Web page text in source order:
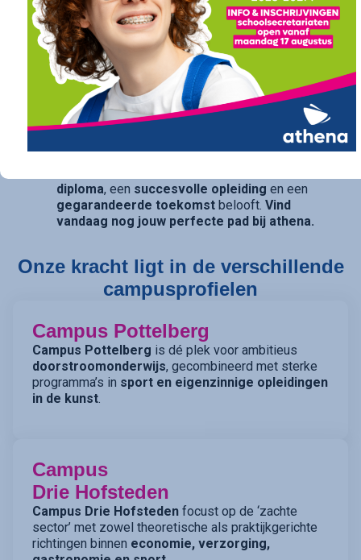
Of je nu droomt van verder studeren in
hogeschool of universiteit (onze
doorstroomfinaliteit / ASO) of direct een
succesvolle carrière ambieert (onze
arbeidsfinaliteit / BSO ), bij athena vind je een
traject op maat. Ook voor diegenen die daarin hun
opties openhouden, bieden onze studierichtingen
(TSO) de perfecte balans.
diploma, een succesvolle opleiding en een
gegarandeerde toekomst belooft.Vind
vandaag nog jouw perfecte pad bij athena.
Onze kracht ligt in de verschillende
campusprofielen
Campus Pottelberg
Campus Pottelberg is dé plek voor ambitieus
doorstroomonderwijs, gecombineerd met sterke
programma’s in sport en eigenzinnige opleidingen
in de kunst.
Campus
Drie Hofsteden
Campus Drie Hofsteden focust op de ‘zachte
sector’ met zowel theoretische als praktijkgerichte
richtingen binnen economie, verzorging,